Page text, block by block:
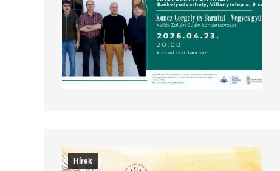
Hírek